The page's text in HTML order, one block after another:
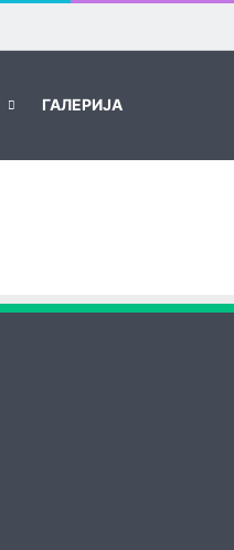
ГАЛЕРИЈА